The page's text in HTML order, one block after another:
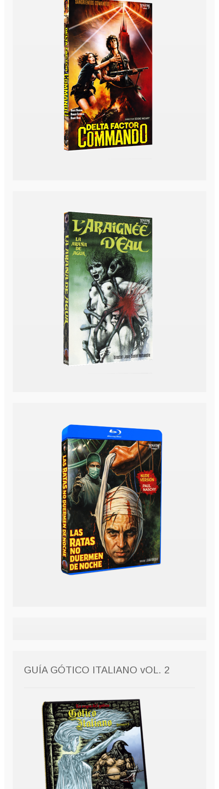
GUÍA GÓTICO ITALIANO vOL. 2